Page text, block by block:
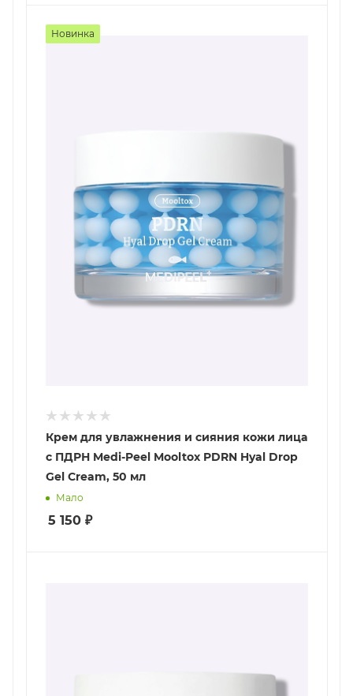
Новинка
Крем для увлажнения и сияния кожи лица
с ПДРН Medi-Peel Mooltox PDRN Hyal Drop
Gel Cream, 50 мл
Мало
5 150 ₽